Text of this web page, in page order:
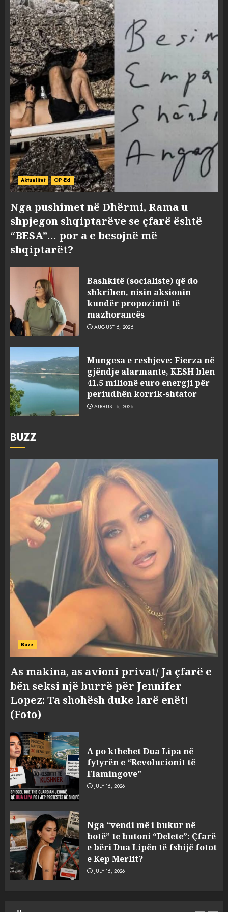
Aktualitet OP-Ed
Nga pushimet në Dhërmi, Rama u
shpjegon shqiptarëve se çfarë është
“BESA”… por a e besojnë më
shqiptarët?
Bashkitë (socialiste) që do
shkrihen, nisin aksionin
kundër propozimit të
mazhorancës
AUGUST 6, 2026
Mungesa e reshjeve: Fierza në
gjëndje alarmante, KESH blen
41.5 milionë euro energji për
periudhën korrik-shtator
AUGUST 6, 2026
BUZZ
Buzz
As makina, as avioni privat/ Ja çfarë e
bën seksi një burrë për Jennifer
Lopez: Ta shohësh duke larë enët!
(Foto)
A po kthehet Dua Lipa në
fytyrën e “Revolucionit të
Flamingove”
JULY 16, 2026
Nga “vendi më i bukur në
botë” te butoni “Delete”: Çfarë
e bëri Dua Lipën të fshijë fotot
e Kep Merlit?
JULY 16, 2026
3
shkrihen, nisin aksionin
kundër propozimit të
mazhorancës
AUGUST 6, 2026